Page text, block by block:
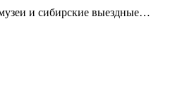
и сибирские выездные…